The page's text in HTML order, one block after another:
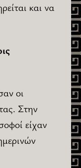
και να
οι
Στην
είχαν